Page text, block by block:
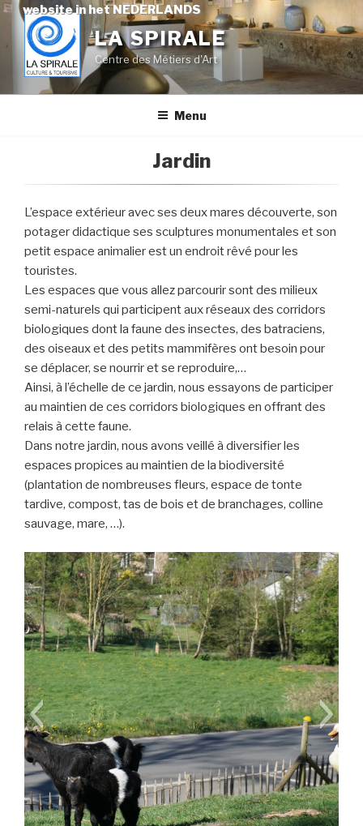
website in het NEDERLANDS
Skip
content
LA SPIRALE
Centre des Métiers d'Art
Menu
Jardin
L’espace extérieur avec ses deux mares découverte, son
potager didactique ses sculptures monumentales et son
petit espace animalier est un endroit rêvé pour les
touristes.
Les espaces que vous allez parcourir sont des milieux
semi-naturels qui participent aux réseaux des corridors
biologiques dont la faune des insectes, des batraciens,
des oiseaux et des petits mammifères ont besoin pour
se déplacer, se nourrir et se reproduire,…
Ainsi, à l’échelle de ce jardin, nous essayons de participer
au maintien de ces corridors biologiques en offrant des
relais à cette faune.
Dans notre jardin, nous avons veillé à diversifier les
espaces propices au maintien de la biodiversité
(plantation de nombreuses fleurs, espace de tonte
tardive, compost, tas de bois et de branchages, colline
sauvage, mare, …).